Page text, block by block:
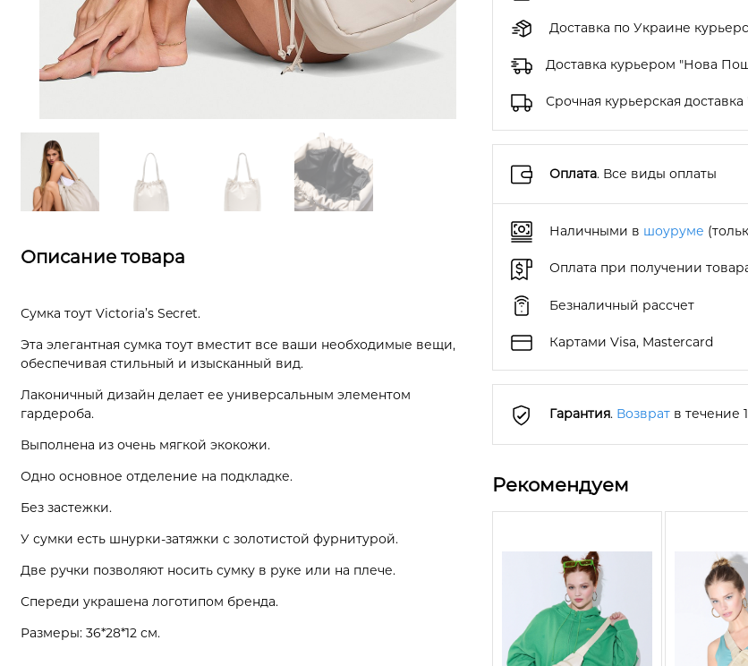
Доставка по Украине
Доставка курьером "Нова
Срочная курьерская
Оплата. Все виды оплаты
Наличными в шоуруме
Оплата при получении
Безналичный рассчет
Картами Visa, Mastercard
Гарантия. Возврат в течение
Рекомендуем
Описание товара
Сумка тоут Victoria’s Secret.
Эта элегантная сумка тоут вместит все ваши необходимые вещи,
обеспечивая стильный и изысканный вид.
Лаконичный дизайн делает ее универсальным элементом
гардероба.
Выполнена из очень мягкой экокожи.
Одно основное отделение на подкладке.
Без застежки.
У сумки есть шнурки-затяжки с золотистой фурнитурой.
Две ручки позволяют носить сумку в руке или на плече.
Спереди украшена логотипом бренда.
Размеры: 36*28*12 см.